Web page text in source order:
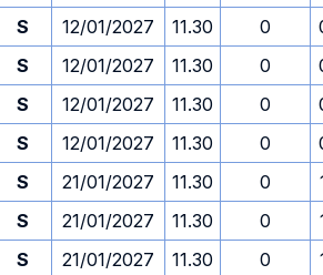
S 12/01/2027 11.30 0
S 12/01/2027 11.30 0
S 12/01/2027 11.30 0
S 12/01/2027 11.30 0
S 21/01/2027 11.30 0
S 21/01/2027 11.30 0
S 21/01/2027 11.30 0